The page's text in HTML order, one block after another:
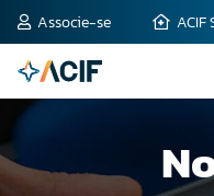
Associe-se ACIF